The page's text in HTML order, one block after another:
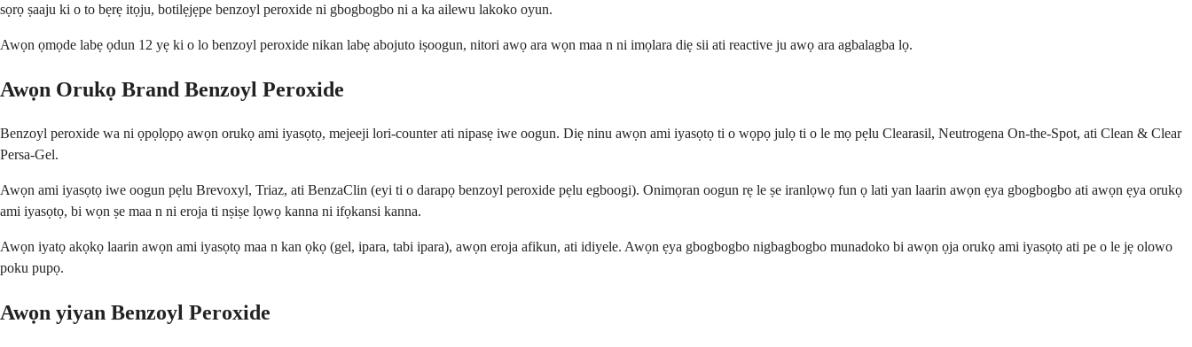
sọrọ ṣaaju ki o to bẹrẹ itọju, botilẹjẹpe benzoyl peroxide ni gbogbogbo ni a ka ailewu lakoko oyun.
Awọn ọmọde labẹ ọdun 12 yẹ ki o lo benzoyl peroxide nikan labẹ abojuto iṣoogun, nitori awọ ara wọn maa n ni imọlara diẹ sii ati reactive ju awọ ara agbalagba lọ.
Awọn Orukọ Brand Benzoyl Peroxide
Benzoyl peroxide wa ni ọpọlọpọ awọn orukọ ami iyasọtọ, mejeeji lori-counter ati nipasẹ iwe oogun. Diẹ ninu awọn ami iyasọtọ ti o wọpọ julọ ti o le mọ pẹlu Clearasil, Neutrogena On-the-Spot, ati Clean & Clear
Persa-Gel.
Awọn ami iyasọtọ iwe oogun pẹlu Brevoxyl, Triaz, ati BenzaClin (eyi ti o darapọ benzoyl peroxide pẹlu egboogi). Onimọran oogun rẹ le ṣe iranlọwọ fun ọ lati yan laarin awọn ẹya gbogbogbo ati awọn ẹya orukọ
ami iyasọtọ, bi wọn ṣe maa n ni eroja ti nṣiṣe lọwọ kanna ni ifọkansi kanna.
Awọn iyatọ akọkọ laarin awọn ami iyasọtọ maa n kan ọkọ (gel, ipara, tabi ipara), awọn eroja afikun, ati idiyele. Awọn ẹya gbogbogbo nigbagbogbo munadoko bi awọn ọja orukọ ami iyasọtọ ati pe o le jẹ olowo
poku pupọ.
Awọn yiyan Benzoyl Peroxide